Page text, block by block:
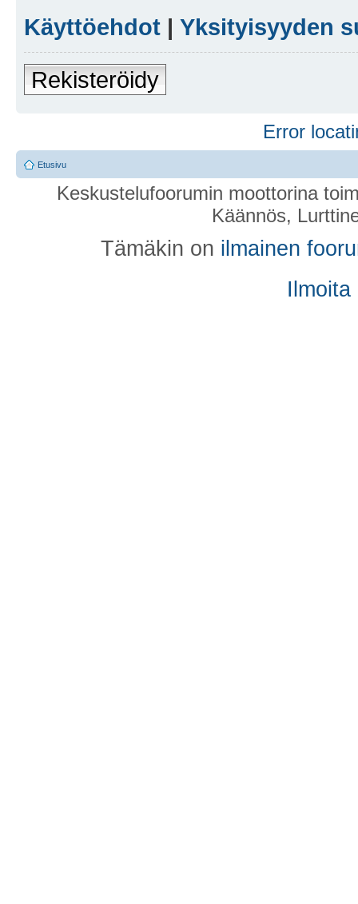
Käyttöehdot | Yksityisyyden
Rekisteröidy
Error
Etusivu
Keskustelufoorumin moottorina
Käännös,
Tämäkin on ilmainen